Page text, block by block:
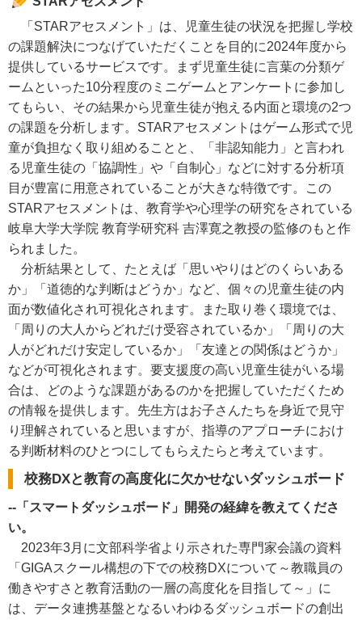
「STARアセスメント」は、児童生徒の状況を把握し学校
の課題解決につなげていただくことを目的に2024年度から
提供しているサービスです。まず児童生徒に言葉の分類ゲ
ームといった10分程度のミニゲームとアンケートに参加し
てもらい、その結果から児童生徒が抱える内面と環境の2つ
の課題を分析します。STARアセスメントはゲーム形式で児
童が負担なく取り組めることと、「非認知能力」と言われ
る児童生徒の「協調性」や「自制心」などに対する分析項
目が豊富に用意されていることが大きな特徴です。この
STARアセスメントは、教育学や心理学の研究をされている
岐阜大学大学院 教育学研究科 吉澤寛之教授の監修のもと作
られました。
分析結果として、たとえば「思いやりはどのくらいある
か」「道徳的な判断はどうか」など、個々の児童生徒の内
面が数値化され可視化されます。また取り巻く環境では、
「周りの大人からどれだけ受容されているか」「周りの大
人がどれだけ安定しているか」「友達との関係はどうか」
などが可視化されます。要支援度の高い児童生徒がいる場
合は、どのような課題があるのかを把握していただくため
の情報を提供します。先生方はお子さんたちを身近で見守
り理解されていると思いますが、指導のアプローチにおけ
る判断材料のひとつにしてもらえたらと考えています。
校務DXと教育の高度化に欠かせないダッシュボード
--「スマートダッシュボード」開発の経緯を教えてくださ
い。
2023年3月に文部科学省より示された専門家会議の資料
「GIGAスクール構想の下での校務DXについて～教職員の
働きやすさと教育活動の一層の高度化を目指して～」に
は、データ連携基盤となるいわゆるダッシュボードの創出